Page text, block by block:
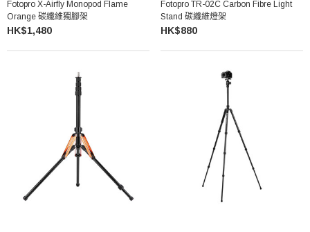
Fotopro X-Airfly Monopod Flame
Orange 碳纖維獨腳架
HK$1,480
Fotopro TR-02C Carbon Fibre Light
Stand 碳纖維燈架
HK$880